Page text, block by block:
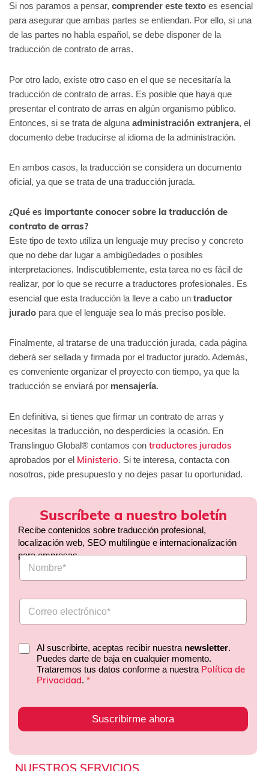
Si nos paramos a pensar, comprender este texto es esencial
para asegurar que ambas partes se entiendan. Por ello, si una
de las partes no habla español, se debe disponer de la
traducción de contrato de arras.
Por otro lado, existe otro caso en el que se necesitaría la
traducción de contrato de arras. Es posible que haya que
presentar el contrato de arras en algún organismo público.
Entonces, si se trata de alguna administración extranjera, el
documento debe traducirse al idioma de la administración.
En ambos casos, la traducción se considera un documento
oficial, ya que se trata de una traducción jurada.
¿Qué es importante conocer sobre la traducción de
contrato de arras?
Este tipo de texto utiliza un lenguaje muy preciso y concreto
que no debe dar lugar a ambigüedades o posibles
interpretaciones. Indiscutiblemente, esta tarea no es fácil de
realizar, por lo que se recurre a traductores profesionales. Es
esencial que esta traducción la lleve a cabo un traductor
jurado para que el lenguaje sea lo más preciso posible.
Finalmente, al tratarse de una traducción jurada, cada página
deberá ser sellada y firmada por el traductor jurado. Además,
es conveniente organizar el proyecto con tiempo, ya que la
traducción se enviará por mensajería.
En definitiva, si tienes que firmar un contrato de arras y
necesitas la traducción, no desperdicies la ocasión. En
Translinguo Global® contamos con traductores jurados
aprobados por el Ministerio. Si te interesa, contacta con
nosotros, pide presupuesto y no dejes pasar tu oportunidad.
Suscríbete a nuestro boletín
Recibe contenidos sobre traducción profesional,
localización web, SEO multilingüe e internacionalización
para empresas.
Al suscribirte, aceptas recibir nuestra newsletter.
Puedes darte de baja en cualquier momento.
Trataremos tus datos conforme a nuestra Política de
Privacidad. *
Suscribirme ahora
NUESTROS SERVICIOS